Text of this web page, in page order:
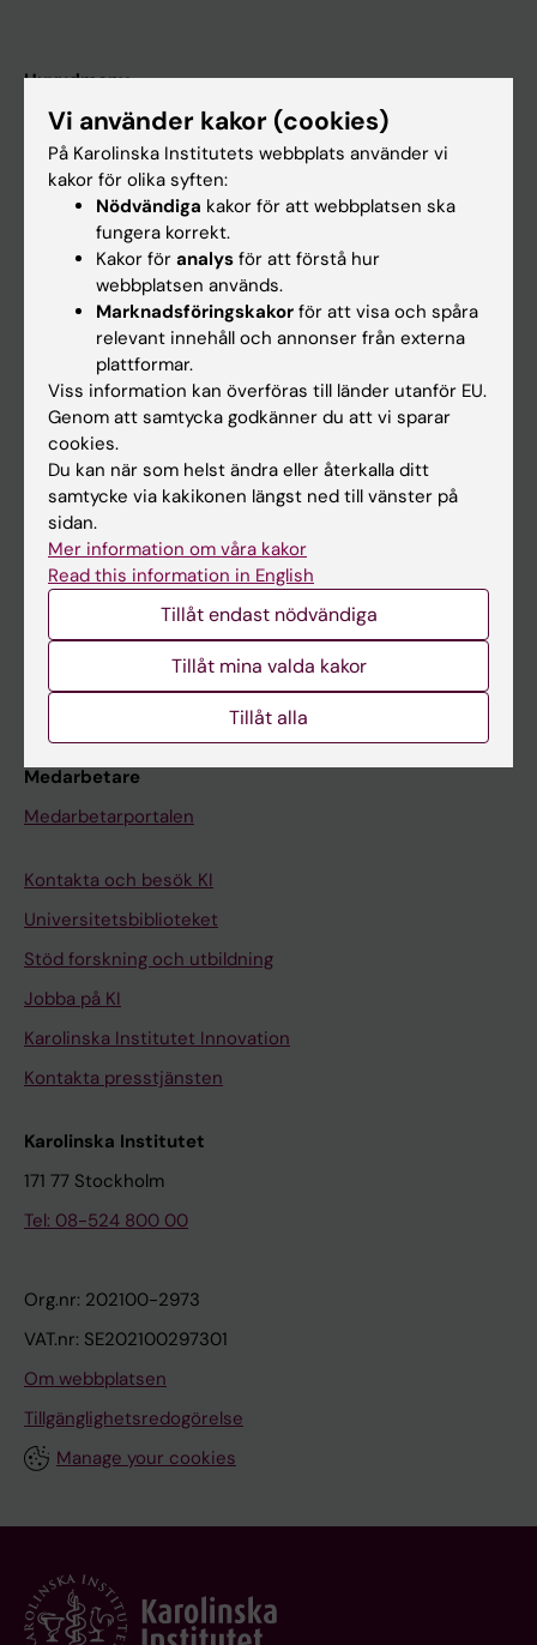
Huvudmeny
Utbildning
Forskarutbildning
Forskning
På gång
Kalender
Student
Ladok
Canvas
Schema
Kurs- och programwebbar
Student på KI
Medarbetare
Medarbetarportalen
Kontakta och besök KI
Universitetsbiblioteket
Stöd forskning och utbildning
Jobba på KI
Karolinska Institutet Innovation
Kontakta presstjänsten
Karolinska Institutet
171 77 Stockholm
Tel: 08-524 800 00
Org.nr: 202100-2973
VAT.nr: SE202100297301
Om webbplatsen
Tillgänglighetsredogörelse
Manage your cookies
Vi använder kakor (cookies)
På Karolinska Institutets webbplats använder vi
kakor för olika syften:
Nödvändiga kakor för att webbplatsen ska
fungera korrekt.
Kakor för analys för att förstå hur
webbplatsen används.
Marknadsföringskakor för att visa och spåra
relevant innehåll och annonser från externa
plattformar.
Viss information kan överföras till länder utanför EU.
Genom att samtycka godkänner du att vi sparar
cookies.
Du kan när som helst ändra eller återkalla ditt
samtycke via kakikonen längst ned till vänster på
sidan.
Mer information om våra kakor
Read this information in English
Tillåt endast nödvändiga
Tillåt mina valda kakor
Tillåt alla